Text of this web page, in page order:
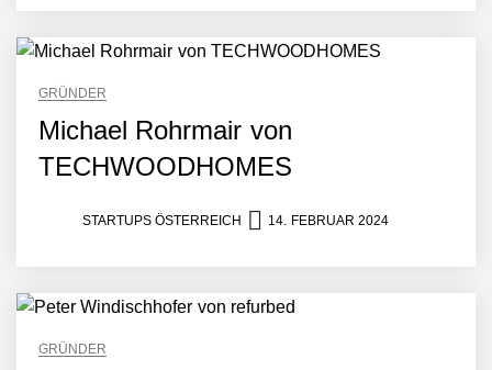
GRÜNDER
Michael Rohrmair von
TECHWOODHOMES
STARTUPS ÖSTERREICH 14. FEBRUAR 2024
GRÜNDER